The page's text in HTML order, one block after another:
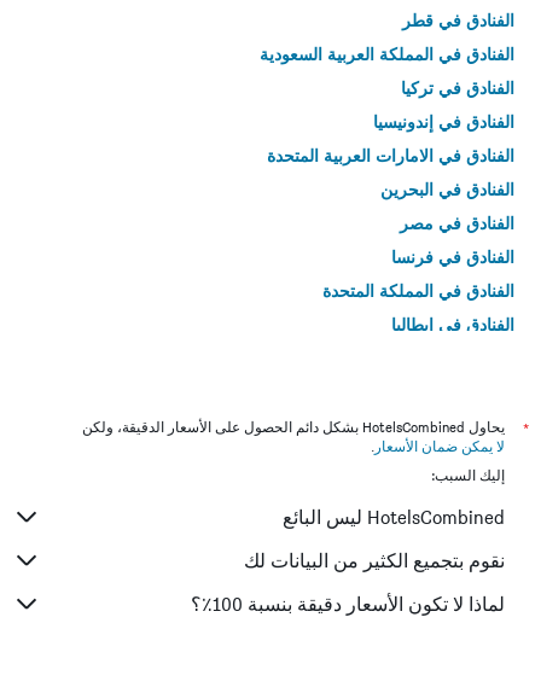
الفنادق في قطر
الفنادق في المملكة العربية السعودية
الفنادق في تركيا
الفنادق في إندونيسيا
الفنادق في الامارات العربية المتحدة
الفنادق في البحرين
الفنادق في مصر
الفنادق في فرنسا
الفنادق في المملكة المتحدة
الفنادق في إيطاليا
*
يحاول HotelsCombined بشكل دائم الحصول على الأسعار الدقيقة، ولكن
لا يمكن ضمان الأسعار .
إليك السبب:
HotelsCombined ليس البائع
نقوم بتجميع الكثير من البيانات لك
لماذا لا تكون الأسعار دقيقة بنسبة 100٪؟